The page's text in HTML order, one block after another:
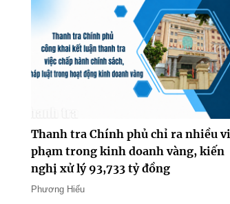
Thanh tra Chính phủ chỉ ra nhiều vi
phạm trong kinh doanh vàng, kiến
nghị xử lý 93,733 tỷ đồng
Phương Hiếu